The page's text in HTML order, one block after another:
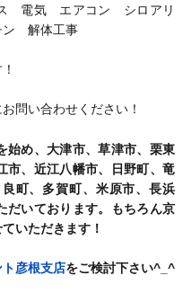
電気 エアコン シロアリ
解体工事
問い合わせください！
始め、大津市、草津市、栗東
市、近江八幡市、日野町、竜
町、多賀町、米原市、長浜
だいております。もちろん京
いただきます！
彦根支店をご検討下さい^_^